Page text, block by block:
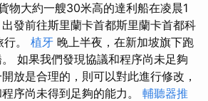
物大約一艘30米高的達利船在凌晨1
發前往斯里蘭卡首都斯里蘭卡首都科
。 植牙 晚上半夜，在新加坡旗下跑
如果我們發現協議和程序尚未足夠
放是合理的，則可以對此進行修改，
序尚未得到足夠的能力。 輔聽器推